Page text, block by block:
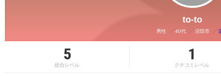
to-to
男性 40代 沼田市
5
総合レベル
1
クチコミレベル